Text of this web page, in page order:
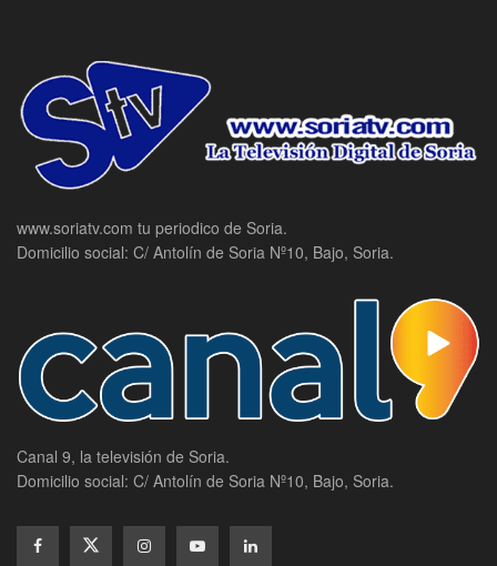
www.soriatv.com tu periodico de Soria.
Domicilio social: C/ Antolín de Soria Nº10, Bajo, Soria.
Canal 9, la televisión de Soria.
Domicilio social: C/ Antolín de Soria Nº10, Bajo, Soria.